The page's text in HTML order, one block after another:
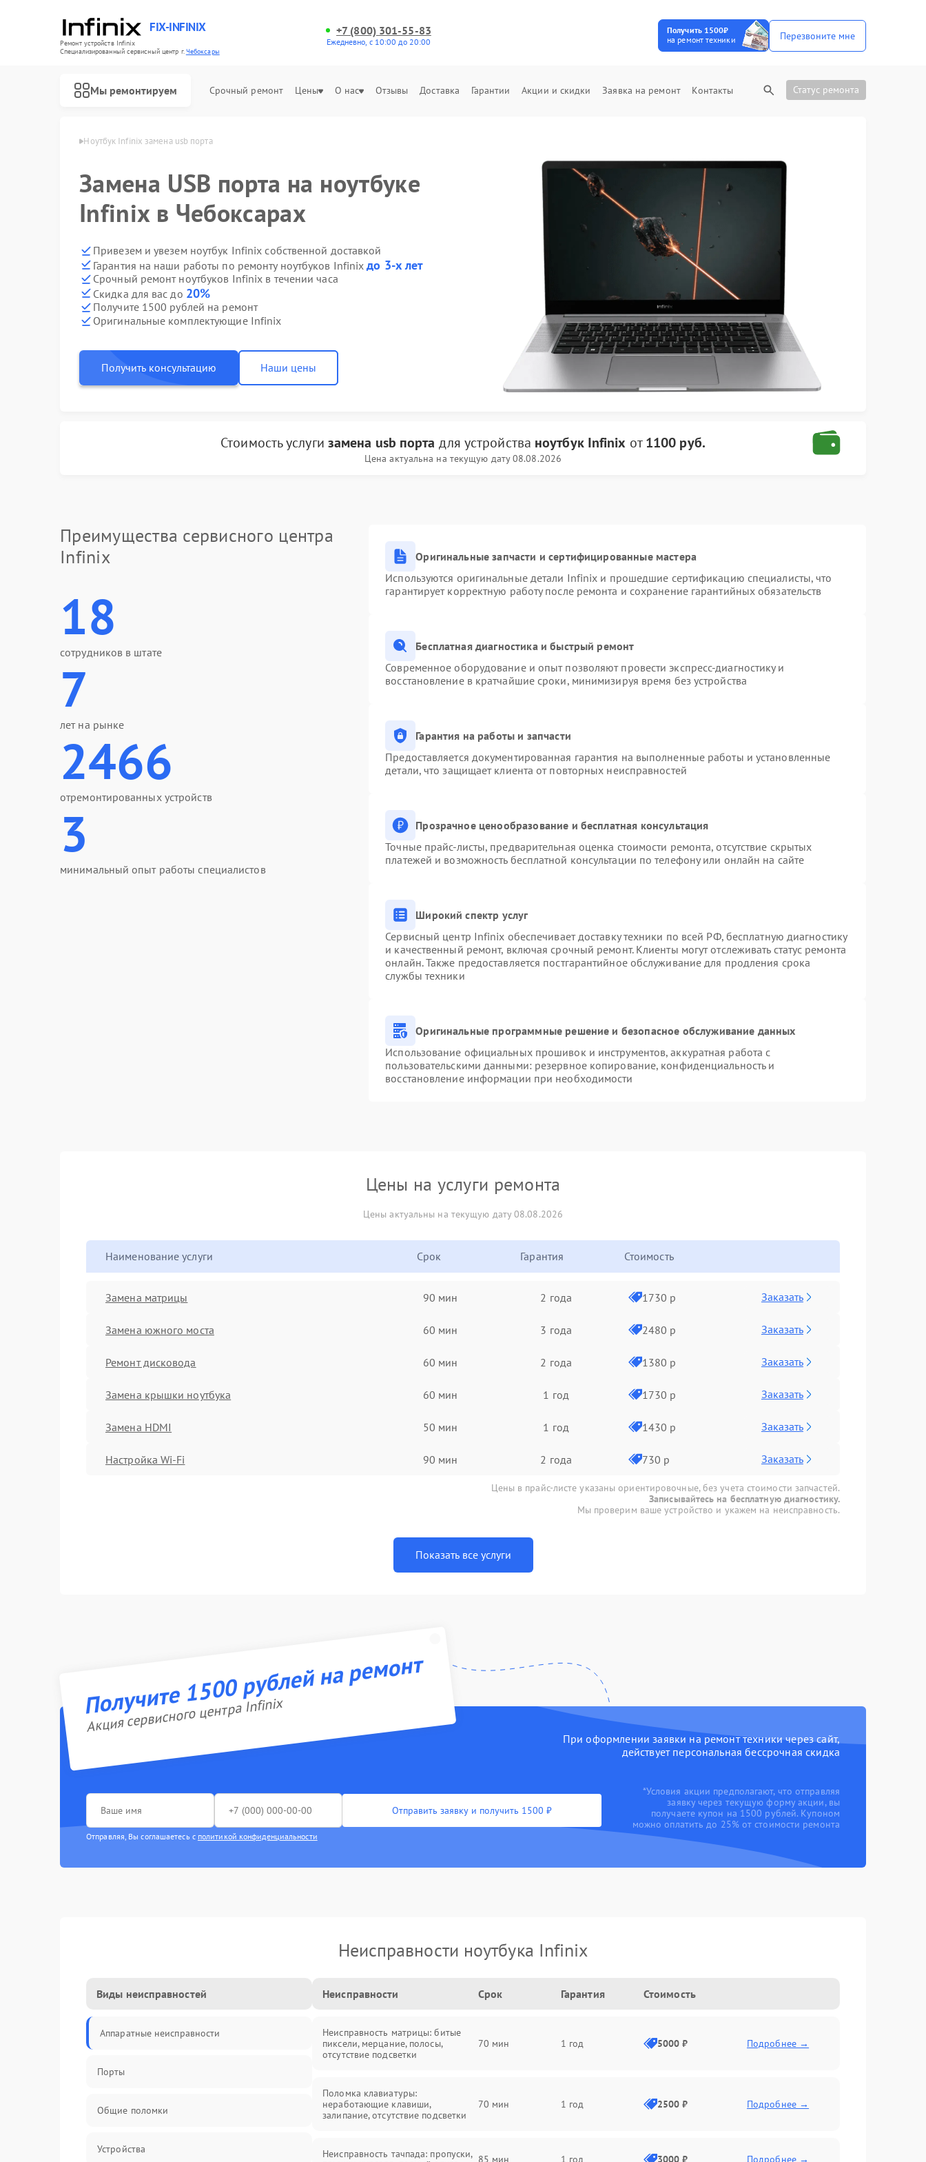
FIX-INFINIX
Ремонт устройств Infinix
Специализированный cервисный центр г.Чебоксары
+7 (800) 301-55-83
Ежедневно, с 10:00 до 20:00
Получить 1500₽
на ремонт техники
Перезвоните мне
Мы ремонтируем Срочный ремонт Цены О нас Отзывы Доставка Гарантии Акции и скидки Заявка на ремонт Контакты Статус ремонта
в Чебоксарах Ноутбук Infinix замена usb порта
Замена USB порта на ноутбуке
Infinix в Чебоксарах
Привезем и увезем ноутбук Infinix собственной доставкой
Гарантия на наши работы по ремонту ноутбуков Infinixдо 3-х лет
Срочный ремонт ноутбуков Infinix в течении часа
Скидка для вас до 20%
Получите 1500 рублей на ремонт
Оригинальные комплектующие Infinix
Получить консультацию Наши цены
Стоимость услуги замена usb порта для устройства ноутбук Infinix от1100 руб.
Цена актуальна на текущую дату 08.08.2026
Преимущества сервисного центра
Infinix
18
сотрудников в штате
7
лет на рынке
2466
отремонтированных устройств
3
минимальный опыт работы специалистов
Оригинальные запчасти и сертифицированные мастера
Используются оригинальные детали Infinix и прошедшие сертификацию специалисты, что
гарантирует корректную работу после ремонта и сохранение гарантийных обязательств
Бесплатная диагностика и быстрый ремонт
Современное оборудование и опыт позволяют провести экспресс-диагностику и
восстановление в кратчайшие сроки, минимизируя время без устройства
Гарантия на работы и запчасти
Предоставляется документированная гарантия на выполненные работы и установленные
детали, что защищает клиента от повторных неисправностей
Прозрачное ценообразование и бесплатная консультация
Точные прайс-листы, предварительная оценка стоимости ремонта, отсутствие скрытых
платежей и возможность бесплатной консультации по телефону или онлайн на сайте
Широкий спектр услуг
Сервисный центр Infinix обеспечивает доставку техники по всей РФ, бесплатную диагностику
и качественный ремонт, включая срочный ремонт. Клиенты могут отслеживать статус ремонта
онлайн. Также предоставляется постгарантийное обслуживание для продления срока
службы техники
Оригинальные программные решение и безопасное обслуживание данных
Использование официальных прошивок и инструментов, аккуратная работа с
пользовательскими данными: резервное копирование, конфиденциальность и
восстановление информации при необходимости
Цены на услуги ремонта
Цены актуальны на текущую дату 08.08.2026
Наименование услуги Срок Гарантия Стоимость
Замена матрицы 90 мин 2 года 1730 р Заказать
Замена южного моста 60 мин 3 года 2480 р Заказать
Ремонт дисковода 60 мин 2 года 1380 р Заказать
Замена крышки ноутбука 60 мин 1 год 1730 р Заказать
Замена HDMI 50 мин 1 год 1430 р Заказать
Настройка Wi-Fi 90 мин 2 года 730 р Заказать
Цены в прайс-листе указаны ориентировочные, без учета стоимости запчастей.
Записывайтесь на бесплатную диагностику.
Мы проверим ваше устройство и укажем на неисправность.
Показать все услуги
Получите 1500 рублей на ремонт
Акция сервисного центра Infinix
При оформлении заявки на ремонт техники через сайт,
действует персональная бессрочная скидка
Отправить заявку и получить 1500 ₽
Отправляя, Вы соглашаетесь с политикой конфиденциальности
*Условия акции предполагают, что отправляя
заявку через текущую форму акции, вы
получаете купон на 1500 рублей. Купоном
можно оплатить до 25% от стоимости ремонта
Неисправности ноутбука Infinix
Виды неисправностей
Аппаратные неисправности
Порты
Общие поломки
Устройства
Неисправности Срок Гарантия Стоимость
Неисправность матрицы: битые
пиксели, мерцание, полосы,
отсутствие подсветки
70 мин 1 год 5000 ₽ Подробнее →
Поломка клавиатуры:
неработающие клавиши,
залипание, отсутствие подсветки
70 мин 1 год 2500 ₽ Подробнее →
Неисправность тачпада: пропуски, 85 мин 1 год 3000 ₽ Подробнее →